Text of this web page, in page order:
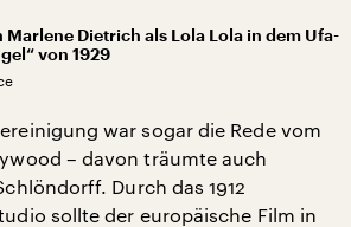
Marlene Dietrich als Lola Lola in dem Ufa-
von 1929
war sogar die Rede vom
– davon träumte auch
Durch das 1912
sollte der europäische Film in